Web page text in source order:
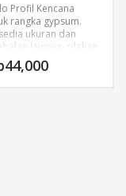
Profil Kencana
rangka gypsum.
ukuran dan
lainnya. silakan
menghubungi
kami.
44,000